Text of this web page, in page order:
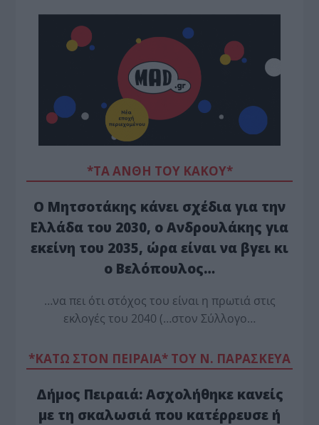
*ΤΑ ΆΝΘΗ ΤΟΥ ΚΑΚΟΎ*
Ο Μητσοτάκης κάνει σχέδια για την
Ελλάδα του 2030, ο Ανδρουλάκης για
εκείνη του 2035, ώρα είναι να βγει κι
ο Βελόπουλος…
…να πει ότι στόχος του είναι η πρωτιά στις
εκλογές του 2040 (…στον Σύλλογο…
*ΚΑΤΩ ΣΤΟΝ ΠΕΙΡΑΙΑ* ΤΟΥ Ν. ΠΑΡΑΣΚΕΥΑ
Δήμος Πειραιά: Ασχολήθηκε κανείς
με τη σκαλωσιά που κατέρρευσε ή